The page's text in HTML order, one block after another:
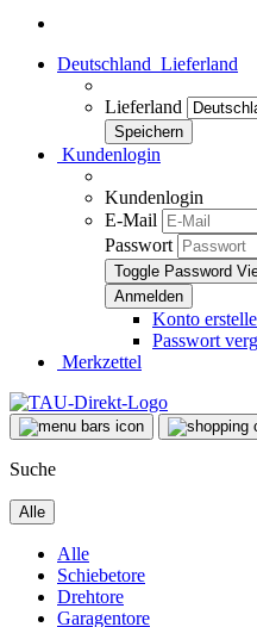
Deutschland Lieferland
Lieferland
Kundenlogin
Kundenlogin
E-Mail
Passwort
Toggle Password
Konto
Passwort
Merkzettel
Suche
Alle
Alle
Schiebetore
Drehtore
Garagentore